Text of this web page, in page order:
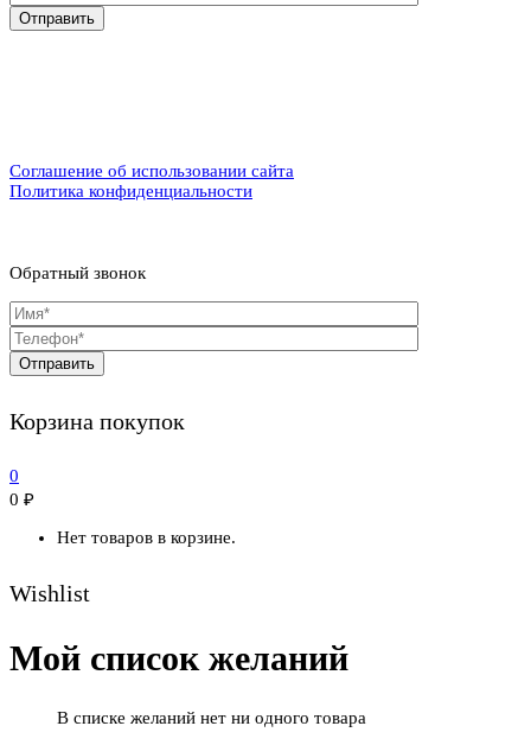
Соглашение об использовании сайта
Политика конфиденциальности
Обратный звонок
Корзина покупок
0
0 ₽
Нет товаров в корзине.
Wishlist
Мой список желаний
В списке желаний нет ни одного товара